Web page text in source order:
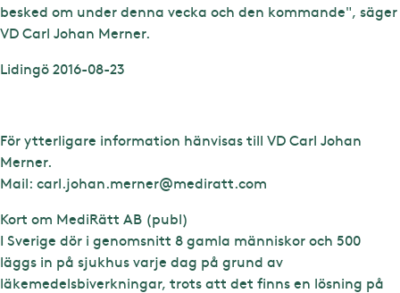
besked om under denna vecka och den kommande", säger
VD Carl Johan Merner.
Lidingö 2016-08-23
För ytterligare information hänvisas till VD Carl Johan
Merner.
Mail: carl.johan.merner@mediratt.com
Kort om MediRätt AB (publ)
I Sverige dör i genomsnitt 8 gamla människor och 500
läggs in på sjukhus varje dag på grund av
läkemedelsbiverkningar, trots att det finns en lösning på